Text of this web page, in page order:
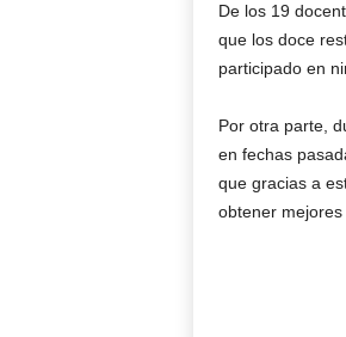
De los 19
que los doce
participado en
Por otra parte,
en fechas
que gracias a
obtener mejores